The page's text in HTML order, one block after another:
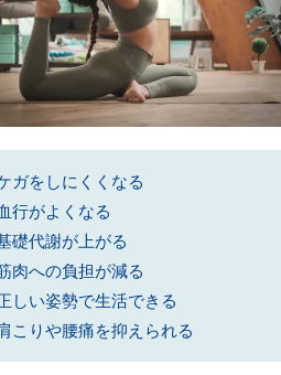
ガをしにくくなる
行がよくなる
礎代謝が上がる
肉への負担が減る
しい姿勢で生活できる
こりや腰痛を抑えられる